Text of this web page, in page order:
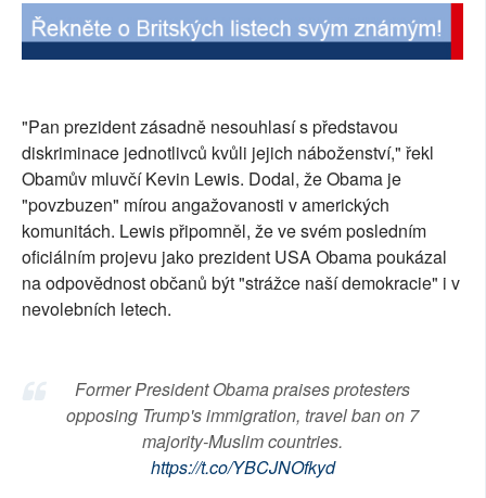
SOCIÁLNÍ SÍTĚ
PLNÁ VERZE STRÁNEK
"Pan prezident zásadně nesouhlasí s představou
diskriminace jednotlivců kvůli jejich náboženství," řekl
Obamův mluvčí Kevin Lewis. Dodal, že Obama je
"povzbuzen" mírou angažovanosti v amerických
komunitách. Lewis připomněl, že ve svém posledním
oficiálním projevu jako prezident USA Obama poukázal
na odpovědnost občanů být "strážce naší demokracie" i v
nevolebních letech.
Former President Obama praises protesters
opposing Trump's immigration, travel ban on 7
majority-Muslim countries.
https://t.co/YBCJNOfkyd